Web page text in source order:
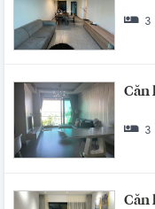
3
Căn
3
Căn